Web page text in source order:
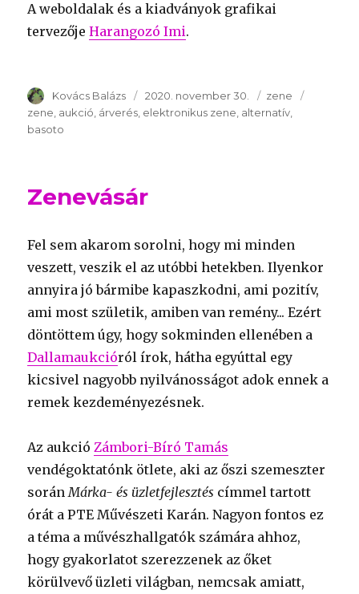
A weboldalak és a kiadványok grafikai
tervezőjeHarangozó Imi.
Szerző
Kovács Balázs Publikálva
2020. november 30. Témakör
zene
zene aukció árverés elektronikus zene alternatív
basoto
Zenevásár
Fel sem akarom sorolni, hogy mi minden
veszett, veszik el az utóbbi hetekben. Ilyenkor
annyira jó bármibe kapaszkodni, ami pozitív,
ami most születik, amiben van remény... Ezért
döntöttem úgy, hogy sokminden ellenében a
Dallamaukcióról írok, hátha egyúttal egy
kicsivel nagyobb nyilvánosságot adok ennek a
remek kezdeményezésnek.
Az aukcióZámbori-Bíró Tamás
vendégoktatónk ötlete, aki az őszi szemeszter
soránMárka- és üzletfejlesztés címmel tartott
órát a PTE Művészeti Karán. Nagyon fontos ez
a téma a művészhallgatók számára ahhoz,
hogy gyakorlatot szerezzenek az őket
körülvevő üzleti világban, nemcsak amiatt,